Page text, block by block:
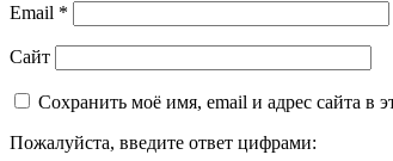
Email *
Сайт
Сохранить моё имя, email и адрес сайта в
Пожалуйста, введите ответ цифрами: